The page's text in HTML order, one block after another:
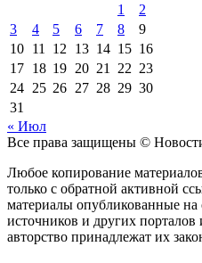
1
2
3
4 5 6 7 8
9
10 11 12 13 14 15 16
17 18 19 20 21 22 23
24 25 26 27 28 29 30
31
« Июл
Все права защищены ©
Любое копирование
только с обратной активной
материалы опубликованные на
источников и других порталов
авторство принадлежат их